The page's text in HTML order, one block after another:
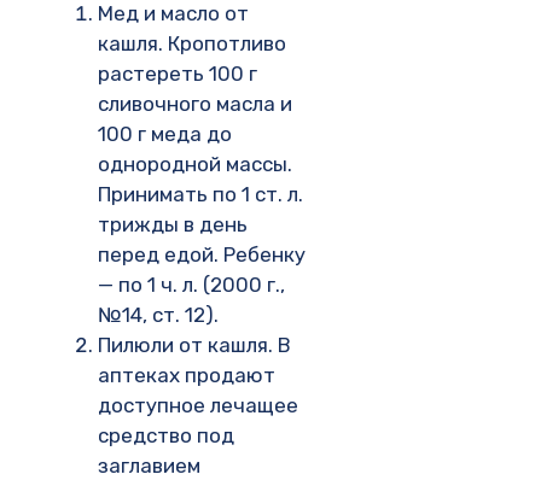
Мед и масло от
кашля. Кропотливо
растереть 100 г
сливочного масла и
100 г меда до
однородной массы.
Принимать по 1 ст. л.
трижды в день
перед едой. Ребенку
— по 1 ч. л. (2000 г.,
№14, ст. 12).
Пилюли от кашля. В
аптеках продают
доступное лечащее
средство под
заглавием